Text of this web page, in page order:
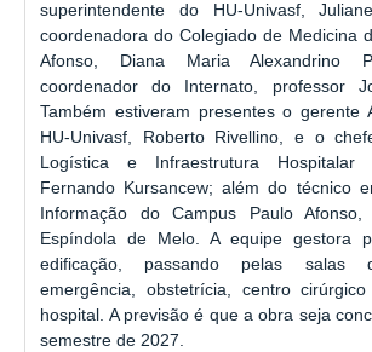
superintendente do HU-Univasf,
coordenadora do Colegiado de Medicina
Afonso, Diana Maria Alexandrino
coordenador do Internato, professor
Também estiveram presentes o gerente
HU-Univasf, Roberto Rivellino, e o
Logística e Infraestrutura Hospitalar
Fernando Kursancew; além do técnico
Informação do Campus Paulo
Espíndola de Melo. A equipe gestora
edificação, passando pelas salas
emergência, obstetrícia, centro
hospital. A previsão é que a obra seja
semestre de 2027.